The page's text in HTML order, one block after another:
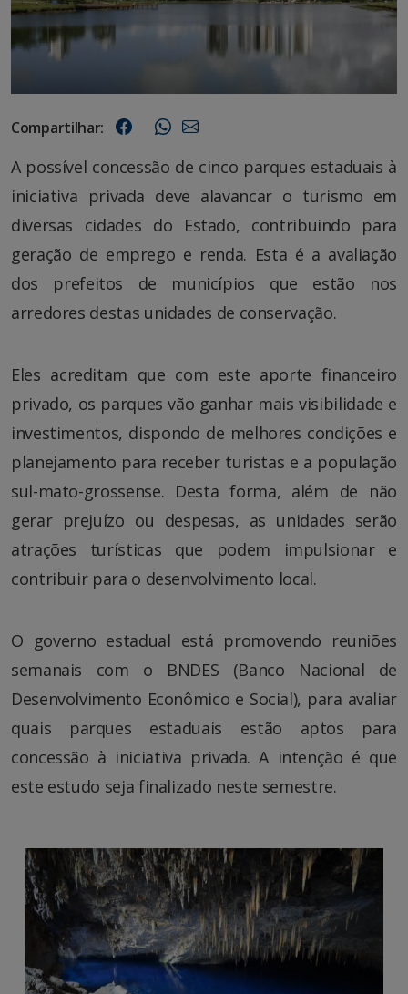
Compartilhar:
A possível concessão de cinco parques estaduais à
iniciativa privada deve alavancar o turismo em
diversas cidades do Estado, contribuindo para
geração de emprego e renda. Esta é a avaliação
dos prefeitos de municípios que estão nos
arredores destas unidades de conservação.
Eles acreditam que com este aporte financeiro
privado, os parques vão ganhar mais visibilidade e
investimentos, dispondo de melhores condições e
planejamento para receber turistas e a população
sul-mato-grossense. Desta forma, além de não
gerar prejuízo ou despesas, as unidades serão
atrações turísticas que podem impulsionar e
contribuir para o desenvolvimento local.
O governo estadual está promovendo reuniões
semanais com o BNDES (Banco Nacional de
Desenvolvimento Econômico e Social), para avaliar
quais parques estaduais estão aptos para
concessão à iniciativa privada. A intenção é que
este estudo seja finalizado neste semestre.